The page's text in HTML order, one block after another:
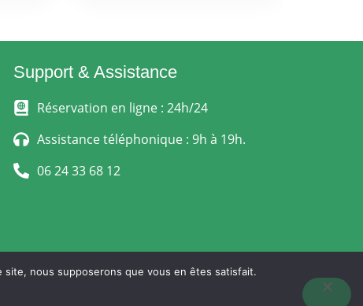
Support & Assistance
Réservation en ligne : 24h/24
Assistance téléphonique : 9h à 19h.
06 24 33 68 12
VENTE
nous supposerons que vous en êtes satisfait.